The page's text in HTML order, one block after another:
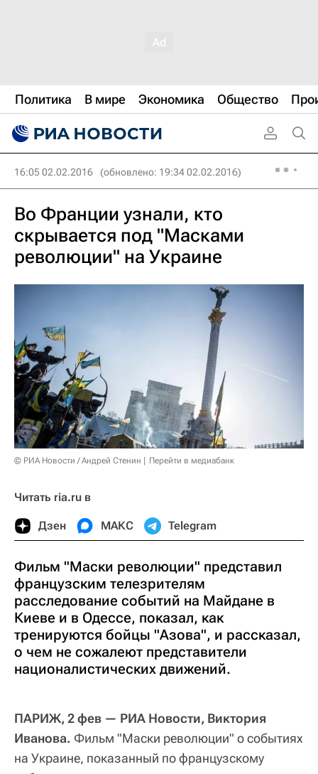
Политика В мире Экономика Общество
16:05 02.02.2016 (обновлено: 19:34 02.02.2016)
Во Франции узнали, кто
скрывается под "Масками
революции" на Украине
© РИА Новости / Андрей Стенин Перейти в медиабанк
Читать ria.ru в
Дзен МАКС Telegram
Фильм "Маски революции" представил
французским телезрителям
расследование событий на Майдане в
Киеве и в Одессе, показал, как
тренируются бойцы "Азова", и рассказал,
о чем не сожалеют представители
националистических движений.
ПАРИЖ, 2 фев — РИА Новости, Виктория
Иванова. Фильм "Маски революции" о событиях
на Украине, показанный по французскому